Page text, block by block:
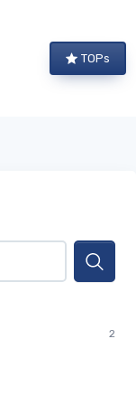
TOPs
2